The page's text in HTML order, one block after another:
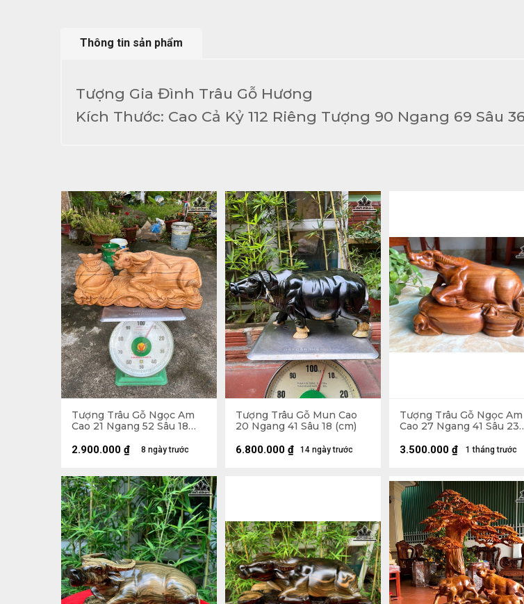
Thông tin sản phẩm
Tượng Gia Đình Trâu Gỗ Hương
Kích Thước: Cao Cả Kỷ 112 Riêng Tượng 90 Ngang 69 Sâu
Tượng Trâu Gỗ Ngọc Am
Cao 21 Ngang 52 Sâu 18
8 ngày trước
2.900.000 ₫
Tượng Trâu Gỗ Mun Cao
20 Ngang 41 Sâu 18 (cm)
14 ngày trước
6.800.000 ₫
Tượng Trâu Gỗ Ngọc Am
Cao 27 Ngang 41 Sâu 23
1 tháng trước
3.500.000 ₫